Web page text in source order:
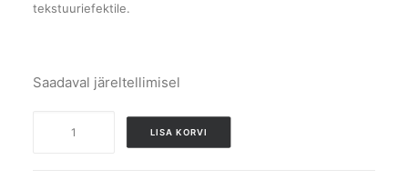
tekstuuriefektile.
Saadaval järeltellimisel
LISA KORVI